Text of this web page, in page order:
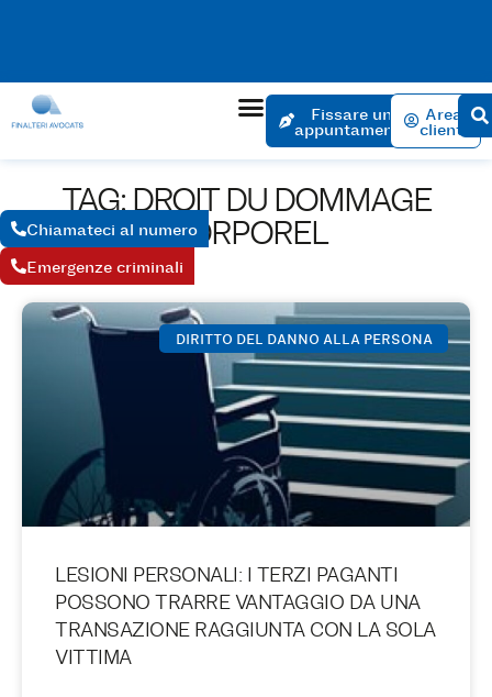
L'appuntamento per l'apertura di una pratica non comporta
alcun costo. Appuntamento entro 24 ore se l'urgenza è
giustificata. Fissare un
appuntamento
Area
clienti
Chiamateci al numero
Emergenze criminali
TAG: DROIT DU DOMMAGE
CORPOREL
DIRITTO DEL DANNO ALLA PERSONA
LESIONI PERSONALI: I TERZI PAGANTI
POSSONO TRARRE VANTAGGIO DA UNA
TRANSAZIONE RAGGIUNTA CON LA SOLA
VITTIMA